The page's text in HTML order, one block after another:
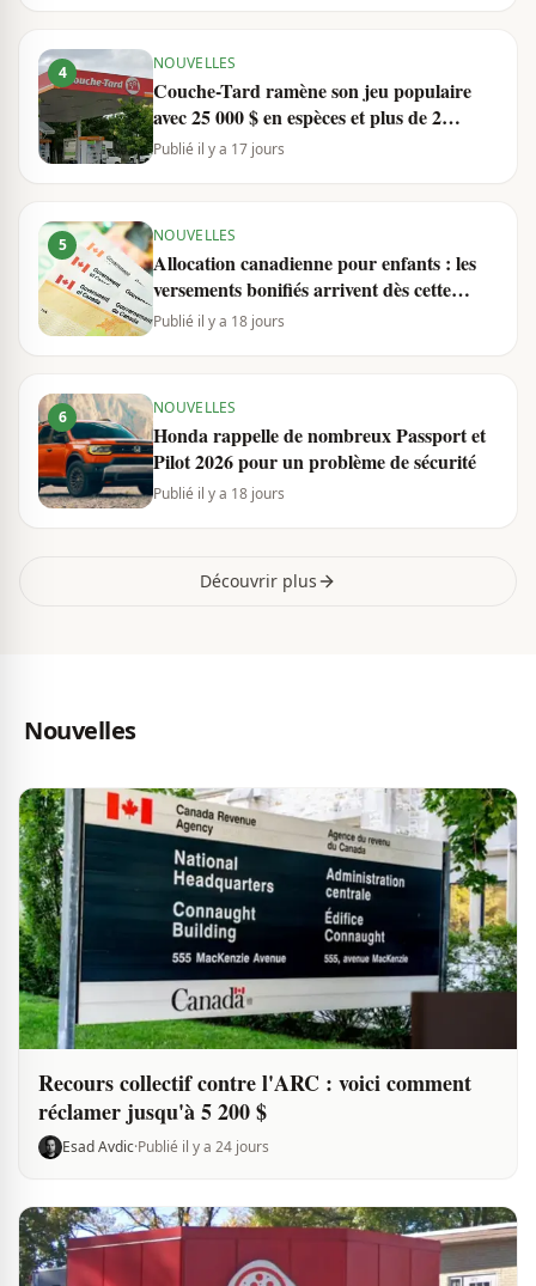
4 NOUVELLES
Couche-Tard ramène son jeu populaire
avec 25 000 $ en espèces et plus de 2
millions de prix à gagner
Publié il y a 17 jours
5 NOUVELLES
Allocation canadienne pour enfants : les
versements bonifiés arrivent dès cette
semaine
Publié il y a 18 jours
6 NOUVELLES
Honda rappelle de nombreux Passport et
Pilot 2026 pour un problème de sécurité
Publié il y a 18 jours
Découvrir plus
Nouvelles
Recours collectif contre l'ARC : voici comment
réclamer jusqu'à 5 200 $
Esad Avdic·Publié il y a 24 jours